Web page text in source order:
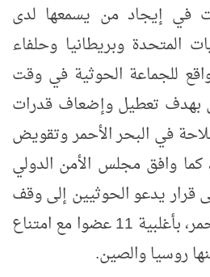
في إيجاد من يسمعها لدى
المتحدة وبريطانيا وحلفاء
للجماعة الحوثية في وقت
بهدف تعطيل وإضعاف قدرات
في البحر الأحمر وتقويض
كما وافق مجلس الأمن الدولي
قرار يدعو الحوثيين إلى وقف
هجماتهم في البحر الأحمر، بأغلبية 11 عضوا مع امتناع